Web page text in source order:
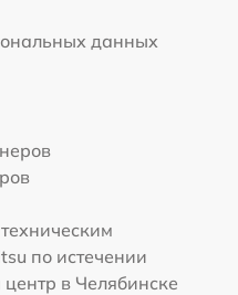
данных
по истечении
в Челябинске